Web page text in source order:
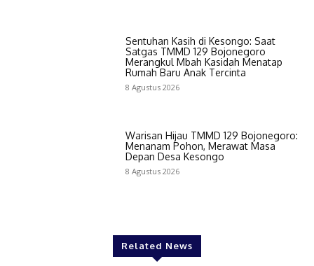
Sentuhan Kasih di Kesongo: Saat
Satgas TMMD 129 Bojonegoro
Merangkul Mbah Kasidah Menatap
Rumah Baru Anak Tercinta
8 Agustus 2026
Warisan Hijau TMMD 129 Bojonegoro:
Menanam Pohon, Merawat Masa
Depan Desa Kesongo
8 Agustus 2026
Related News